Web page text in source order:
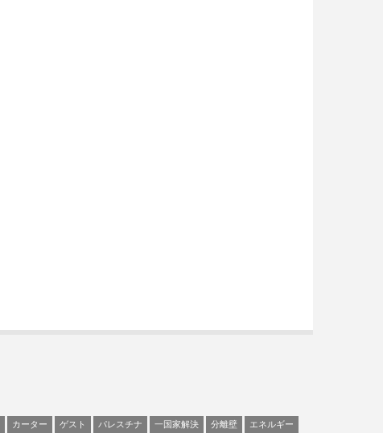
カーター ゲスト パレスチナ 一国家解決 分離壁 エネルギー